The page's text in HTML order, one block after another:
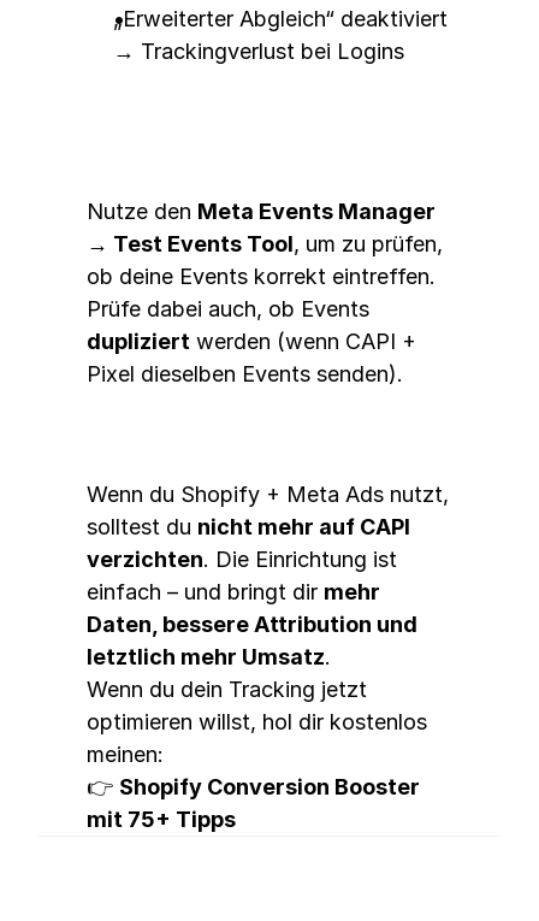
„Erweiterter Abgleich“ deaktiviert
→ Trackingverlust bei Logins
Nutze den Meta Events Manager
→ Test Events Tool, um zu prüfen,
ob deine Events korrekt eintreffen.
dupliziert werden (wenn CAPI +
Pixel dieselben Events senden).
Wenn du Shopify + Meta Ads nutzt,
solltest du nicht mehr auf CAPI
verzichten. Die Einrichtung ist
einfach – und bringt dir mehr
Daten, bessere Attribution und
letztlich mehr Umsatz.
Wenn du dein Tracking jetzt
optimieren willst, hol dir kostenlos
meinen:
👉 Shopify Conversion Booster
mit 75+ Tipps